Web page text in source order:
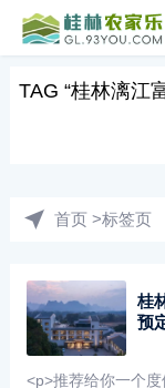
TAG“桂林漓江
首页 >标签页
桂
预
<p>推荐给你一个